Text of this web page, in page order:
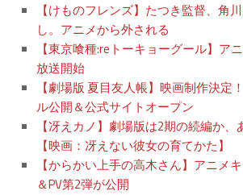
【けものフレンズ】たつき監督、角
し。アニメから外される
【東京喰種:reトーキョーグール】ア
放送開始
【劇場版 夏目友人帳】映画制作決定
ル公開＆公式サイトオープン
【冴えカノ】劇場版は2期の続編か
【映画：冴えない彼女の育てかた】
【からかい上手の高木さん】アニメ
＆PV第2弾が公開